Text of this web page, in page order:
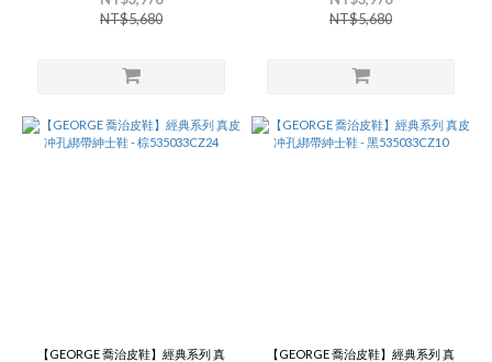
NT$5,680
NT$5,680
【GEORGE 喬治皮鞋】經典系列 真
【GEORGE 喬治皮鞋】經典系列 真